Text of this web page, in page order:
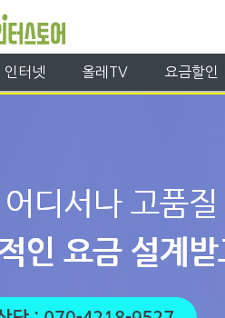
인터넷 올레TV 요금할인